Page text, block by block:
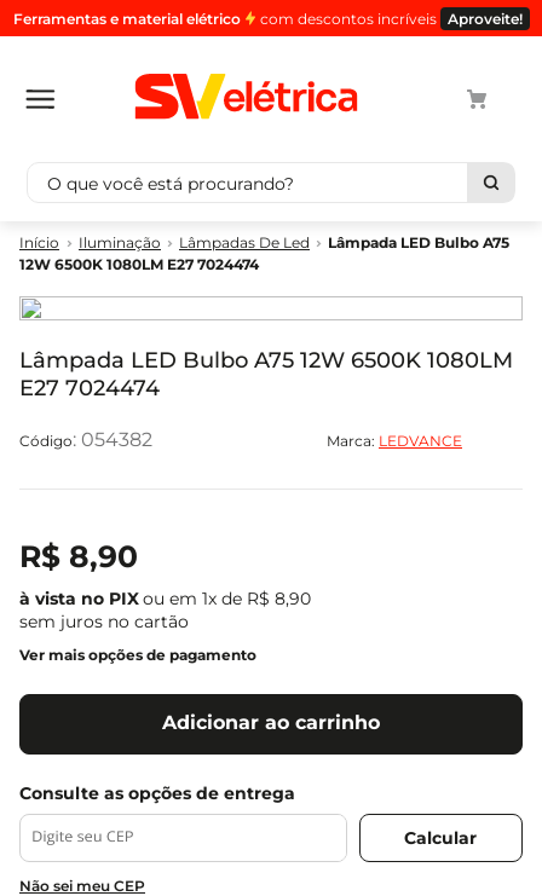
Ferramentas e material elétrico com descontos incríveis Aproveite!
O que você está procurando?
Iluminação Lâmpadas De Led
Lâmpada LED Bulbo A75
12W 6500K 1080LM E27 7024474
Lâmpada LED Bulbo A75 12W 6500K 1080LM
E27 7024474
: 054382 Marca: LEDVANCE
R$ 8,90
ou em 1x de R$ 8,90
sem juros no cartão
Ver mais opções de pagamento
Adicionar ao carrinho
Não sei meu CEP
Termos mais buscados
2º
luminaria
3º
tomada
4º
4
eletroduto